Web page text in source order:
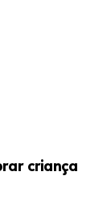
criança